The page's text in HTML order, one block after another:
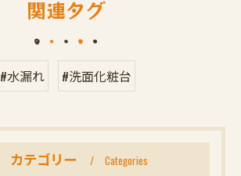
関連タグ
#水漏れ #洗面化粧台
カテゴリー Categories